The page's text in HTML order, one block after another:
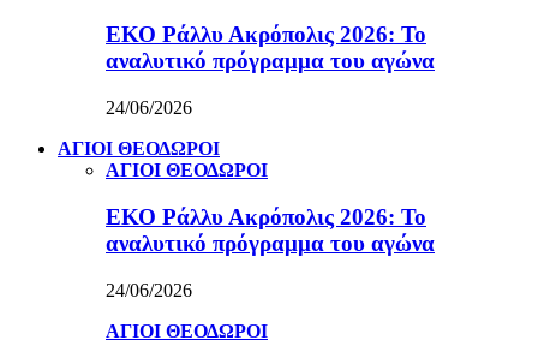
ΕΚΟ Ράλλυ Ακρόπολις 2026: Το
αναλυτικό πρόγραμμα του αγώνα
24/06/2026
ΑΓΙΟΙ ΘΕΟΔΩΡΟΙ
ΑΓΙΟΙ ΘΕΟΔΩΡΟΙ
ΕΚΟ Ράλλυ Ακρόπολις 2026: Το
αναλυτικό πρόγραμμα του αγώνα
24/06/2026
ΑΓΙΟΙ ΘΕΟΔΩΡΟΙ